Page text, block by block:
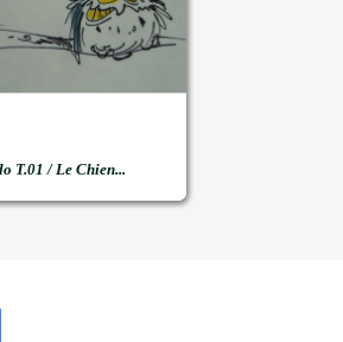
Quick view
T.01 / Le Chien...